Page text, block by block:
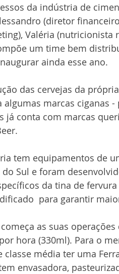
da indústria de
(diretor
Valéria
um time bem
ainda esse ano.
das cervejas da
algumas marcas ciganas
já conta com marcas
tem equipamentos de
do Sul e foram
da tina de
para garantir
as suas
hora (330ml). Para o
classe média ter uma
envasadora,